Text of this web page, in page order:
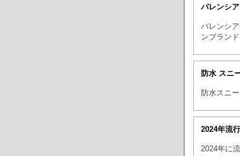
バレンシ
バレンシ
ンブラン
防水 スニ
防水スニ
2024年流
2024年に